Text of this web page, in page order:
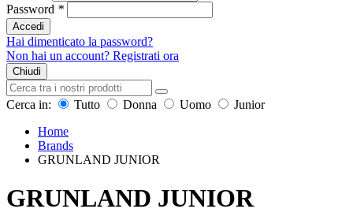
Password *
Accedi
Hai dimenticato la password?
Non hai un account? Registrati ora
Chiudi
Cerca in: Tutto Donna Uomo
Junior
Home
Brands
GRUNLAND JUNIOR
GRUNLAND JUNIOR